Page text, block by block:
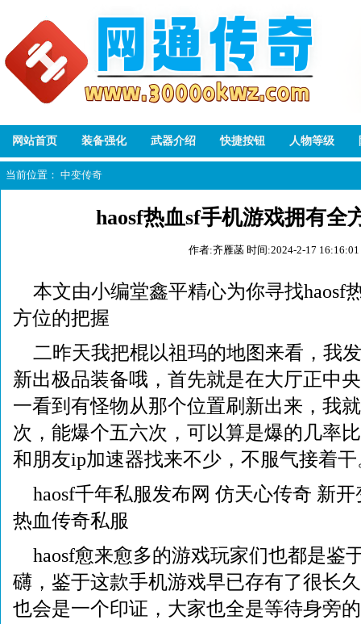
网站首页 装备强化 武器介绍 快捷按钮 人物等级
当前位置： 中变传奇
haosf热血sf手机游戏拥有全
作者:齐雁菡 时间:2024-2-17 16:16:01
本文由小编堂鑫平精心为你寻找haosf
方位的把握
二昨天我把棍以祖玛的地图来看，我
新出极品装备哦，首先就是在大厅正中
一看到有怪物从那个位置刷新出来，我
次，能爆个五六次，可以算是爆的几率
和朋友ip加速器找来不少，不服气接着
haosf千年私服发布网 仿天心传奇 新
热血传奇私服
haosf愈来愈多的游戏玩家们也都是鉴
礴，鉴于这款手机游戏早已存有了很长
也会是一个印证，大家也全是等待身旁